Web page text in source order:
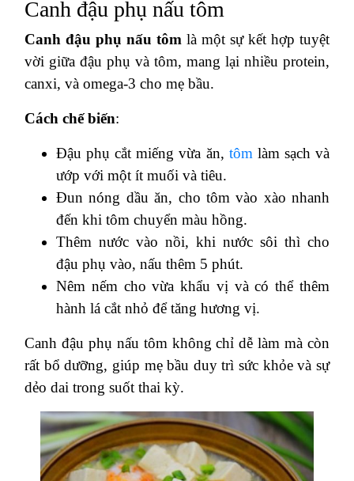
Canh đậu phụ nấu tôm
Canh đậu phụ nấu tôm là một sự kết hợp tuyệt
vời giữa đậu phụ và tôm, mang lại nhiều protein,
canxi, và omega-3 cho mẹ bầu.
Cách chế biến:
Đậu phụ cắt miếng vừa ăn, tôm làm sạch và
ướp với một ít muối và tiêu.
Đun nóng dầu ăn, cho tôm vào xào nhanh
đến khi tôm chuyển màu hồng.
Thêm nước vào nồi, khi nước sôi thì cho
đậu phụ vào, nấu thêm 5 phút.
Nêm nếm cho vừa khẩu vị và có thể thêm
hành lá cắt nhỏ để tăng hương vị.
Canh đậu phụ nấu tôm không chỉ dễ làm mà còn
rất bổ dưỡng, giúp mẹ bầu duy trì sức khỏe và sự
dẻo dai trong suốt thai kỳ.